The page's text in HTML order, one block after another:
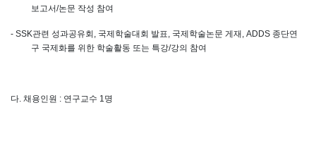
보고서/논문 작성 참여
- SSK관련 성과공유회 국제학술대회 발표 국제학술논문 게재 , ADDS 종단연
구 국제화를 위한 학술활동 또는 특강/강의 참여
다 채용인원 : 연구교수 1 명